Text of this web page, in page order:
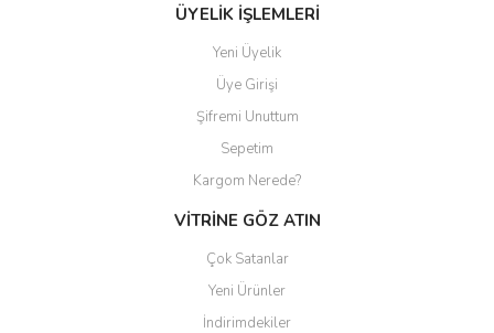
ÜYELİK İŞLEMLERİ
Yeni Üyelik
Üye Girişi
Şifremi Unuttum
Sepetim
Kargom Nerede?
VİTRİNE GÖZ ATIN
Çok Satanlar
Yeni Ürünler
İndirimdekiler